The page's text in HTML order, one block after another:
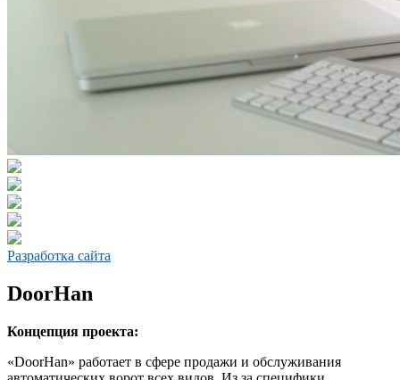
Разработка сайта
DoorHan
Концепция проекта:
«DoorHan» работает в сфере продажи и обслуживания